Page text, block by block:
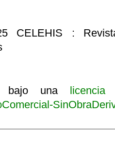
CELEHIS :
bajo una